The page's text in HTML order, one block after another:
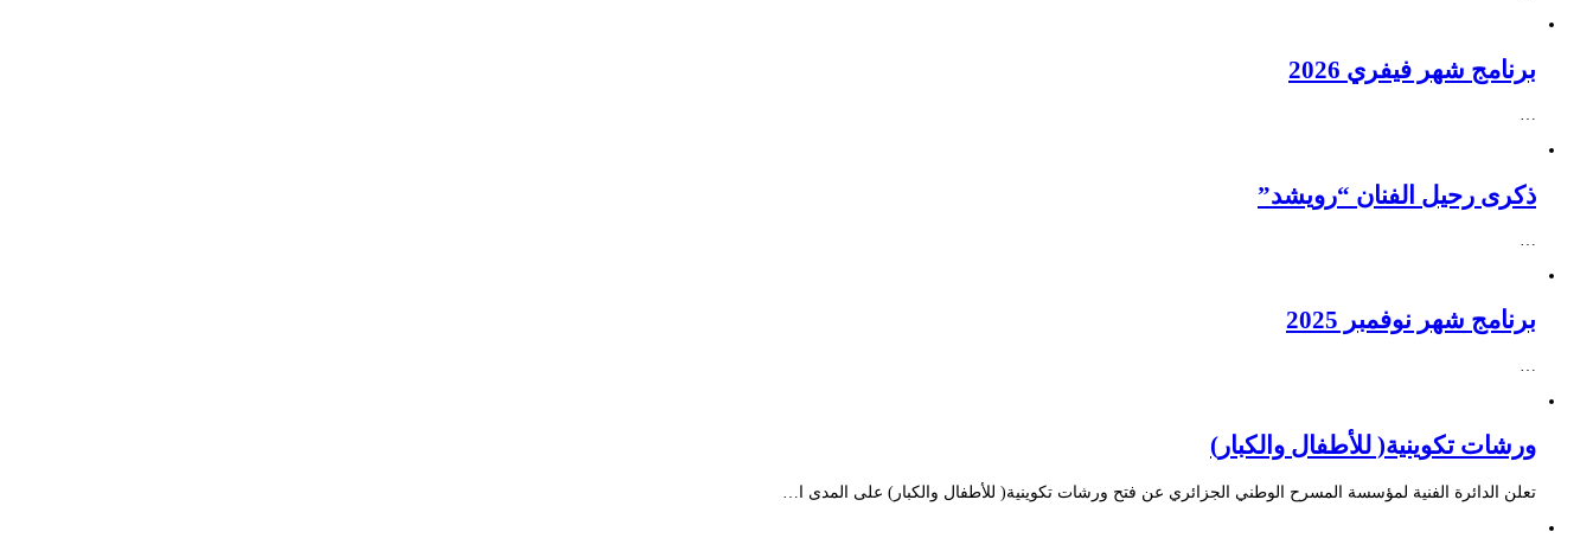
برنامج شهر فيفري 2026
…
ذكرى رحيل الفنان “رويشد”
…
برنامج شهر نوفمبر 2025
ورشات تكوينية( للأطفال والكبار)
تعلن الدائرة الفنية لمؤسسة المسرح الوطني الجزائري عن فتح ورشات تكوينية( للأطفال والكبار) على المدى ا…